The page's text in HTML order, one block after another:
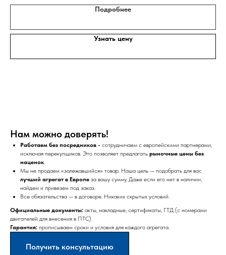
Подробнее
Узнать цену
Нам можно доверять!
Работаем без посредников - сотрудничаем с европейскими партнерами,
исключая перекупщиков. Это позволяет предлагать рыночные цены без
наценок.
Мы не продаем «залежавшийся» товар. Наша цель — подобрать для вас
лучший агрегат в Европе за вашу сумму. Даже если его нет в наличии,
найдем и привезем под заказ.
Все обязательства — в договоре. Никаких скрытых условий.
Официальные документы: акты, накладные, сертификаты, ГТД (с номерами
двигателей для внесения в ПТС).
Гарантия: прописываем сроки и условия для каждого агрегата.
Получить консультацию